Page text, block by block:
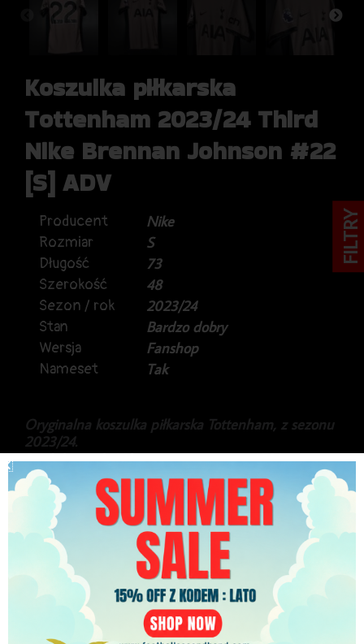
Koszulka piłkarska
Tottenham 2023/24 Third
Nike Brennan Johnson #22
[S] ADV
Producent
Nike
Rozmiar
S
Długość
73
Szerokość
48
Sezon / rok
2023/24
Stan
Bardzo dobry
Wersja
Fanshop
Nameset
Tak
Oryginalna koszulka piłkarska Tottenham, z sezonu
2023/24.
Produkt marki Nike, w wyższej wersji ADV.
Rzadki, trzeci model, a na plecach Brennan
Johnson.
Stan bardzo dobry.
499.99 zł
FILTRY